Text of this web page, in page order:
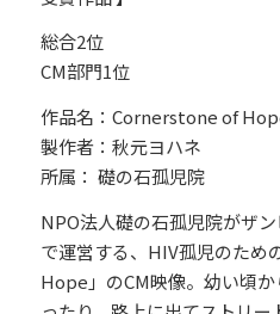
総合2位
CM部門1位
作品名：Cornerstone of
製作者：秋元ヨハネ
所属： 礎の石孤児院
NPO法人礎の石孤児院がザ
で運営する、HIV孤児のた
Hope」のCM映像。幼い頃